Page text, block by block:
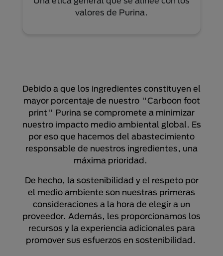
valores de Purina.
Debido a que los ingredientes constituyen el
mayor porcentaje de nuestro "Carboon foot
print" Purina se compromete a minimizar
nuestro impacto medio ambiental global. Es
por eso que hacemos del abastecimiento
responsable de nuestros ingredientes, una
máxima prioridad.
De hecho, la sostenibilidad y el respeto por
el medio ambiente son nuestras primeras
consideraciones a la hora de elegir a un
proveedor. Además, les proporcionamos los
recursos y la experiencia adicionales para
promover sus esfuerzos en sostenibilidad.